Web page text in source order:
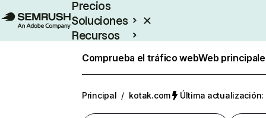
Precios
Soluciones
Recursos
Comprueba el tráfico webWeb
Principal / kotak.com Última